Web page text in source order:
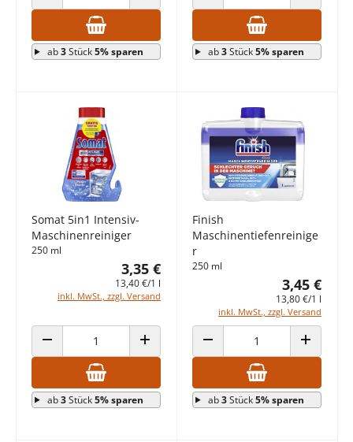
ANZAHL VERRINGERN ANZAHL ERHÖHEN
ab3Stück5% sparen
ANZAHL VERRINGERN ANZAHL
ab3Stück5% sparen
Somat 5in1 Intensiv-
Maschinenreiniger
250 ml
3,35 €
13,40 €/1 l
inkl. MwSt., zzgl. Versand
ANZAHL VERRINGERN ANZAHL ERHÖHEN
ab3Stück5% sparen
Finish
Maschinentiefenreinige
r
250 ml
3,45 €
13,80 €/1 l
inkl. MwSt., zzgl. Versand
ANZAHL VERRINGERN ANZAHL
ab3Stück5% sparen